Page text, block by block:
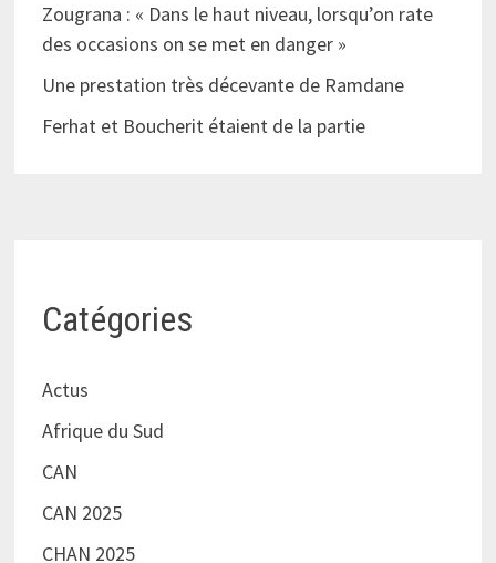
Zougrana : « Dans le haut niveau, lorsqu’on rate
des occasions on se met en danger »
Une prestation très décevante de Ramdane
Ferhat et Boucherit étaient de la partie
Catégories
Actus
Afrique du Sud
CAN
CAN 2025
CHAN 2025